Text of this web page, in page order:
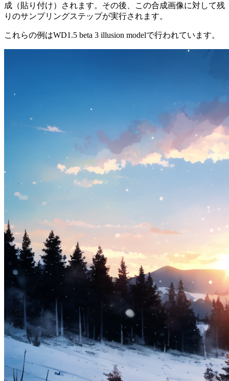
成（貼り付け）されます。その後、この合成画像に対して残
りのサンプリングステップが実行されます。
これらの例はWD1.5 beta 3 illusion modelで行われています。